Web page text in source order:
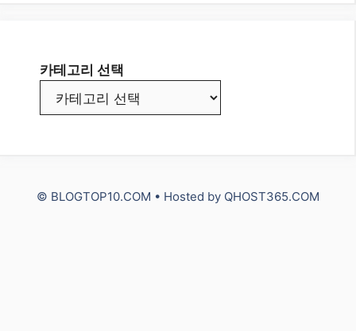
카테고리 선택
© BLOGTOP10.COM • Hosted by QHOST365.COM